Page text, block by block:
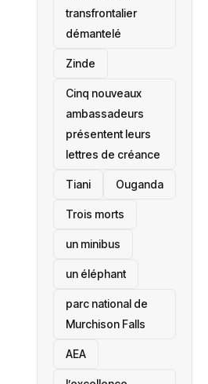
transfrontalier
démantelé
Zinde
Cinq nouveaux
ambassadeurs
présentent leurs
lettres de créance
Tiani ‎Ouganda
Trois morts
un minibus
un éléphant
parc national de
Murchison Falls
AEA